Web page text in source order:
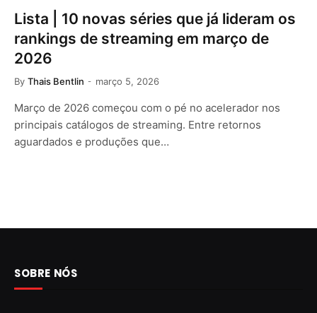
Lista | 10 novas séries que já lideram os
rankings de streaming em março de
2026
By Thais Bentlin março 5, 2026
Março de 2026 começou com o pé no acelerador nos
principais catálogos de streaming. Entre retornos
aguardados e produções que…
SOBRE NÓS